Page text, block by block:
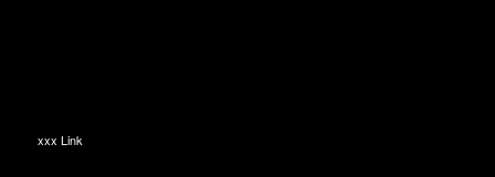
xxx Link